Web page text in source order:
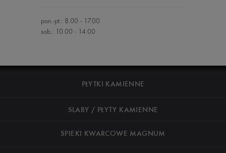
pon.-pt.: 8.00 - 17.00
sob.: 10.00 - 14.00
PŁYTKI KAMIENNE
SLABY / PŁYTY KAMIENNE
SPIEKI KWARCOWE MAGNUM